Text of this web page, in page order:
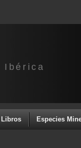
Ibérica
Libros Especies